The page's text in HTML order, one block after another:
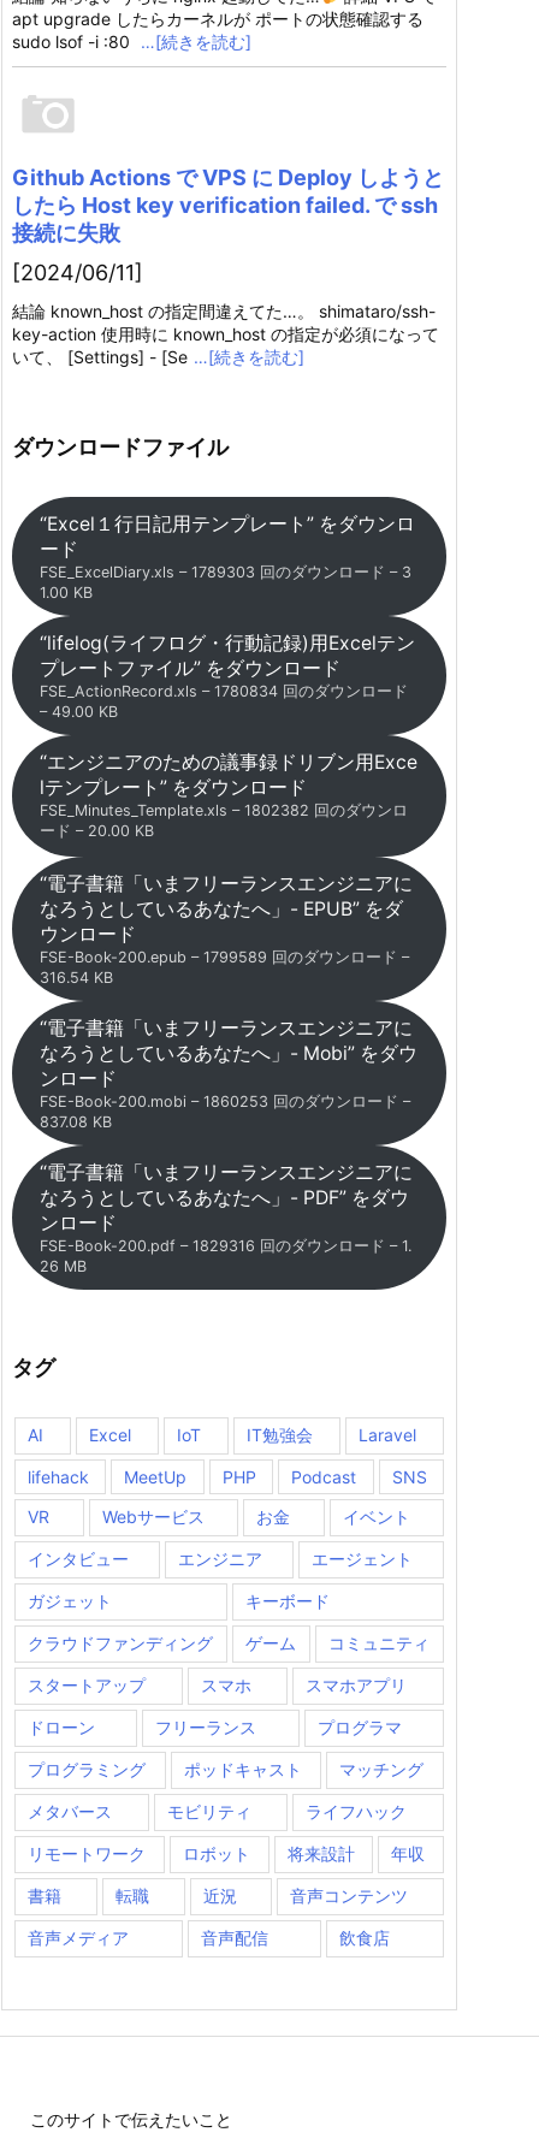
apt upgrade したらカーネルが ポートの状態確認する
sudo lsof -i :80
…[続きを読む]
Github Actions で VPS に Deploy しようと
したら Host key verification failed. で ssh
接続に失敗
[2024/06/11]
結論 known_host の指定間違えてた…。 shimataro/ssh-
key-action 使用時に known_host の指定が必須になって
いて、 [Settings] - [Se …[続きを読む]
ダウンロードファイル
“Excel１行日記用テンプレート” をダウンロ
ード
FSE_ExcelDiary.xls – 1789303 回のダウンロード – 3
1.00 KB
“lifelog(ライフログ・行動記録)用Excelテン
プレートファイル” をダウンロード
FSE_ActionRecord.xls – 1780834 回のダウンロード
– 49.00 KB
“エンジニアのための議事録ドリブン用Exce
lテンプレート” をダウンロード
FSE_Minutes_Template.xls – 1802382 回のダウンロ
ード – 20.00 KB
“電子書籍「いまフリーランスエンジニアに
なろうとしているあなたへ」- EPUB” をダ
ウンロード
FSE-Book-200.epub – 1799589 回のダウンロード –
316.54 KB
“電子書籍「いまフリーランスエンジニアに
なろうとしているあなたへ」- Mobi” をダウ
ンロード
FSE-Book-200.mobi – 1860253 回のダウンロード –
837.08 KB
“電子書籍「いまフリーランスエンジニアに
なろうとしているあなたへ」- PDF” をダウ
ンロード
FSE-Book-200.pdf – 1829316 回のダウンロード – 1.
26 MB
タグ
AI Excel IoT IT勉強会 Laravel
lifehack MeetUp PHP Podcast
SNS
VR
Webサービス お金 イベント
インタビュー エンジニア エージェント
ガジェット キーボード
クラウドファンディング ゲーム コミュニティ
スタートアップ スマホ スマホアプリ
ドローン フリーランス プログラマ
プログラミング ポッドキャスト マッチング
メタバース モビリティ ライフハック
リモートワーク ロボット 将来設計 年収
書籍 転職 近況 音声コンテンツ
音声メディア 音声配信 飲食店
このサイトで伝えたいこと